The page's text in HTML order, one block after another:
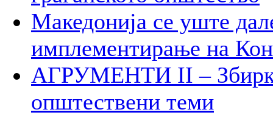
Македонија се уште
имплементирање на
АГРУМЕНТИ II –
општествени теми